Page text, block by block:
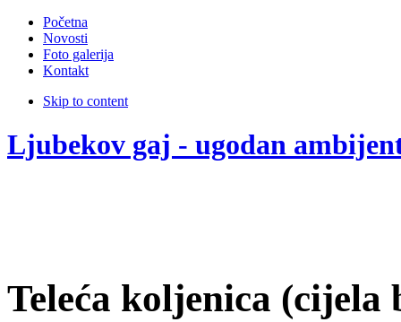
Početna
Novosti
Foto galerija
Kontakt
Skip to content
Ljubekov gaj - ugodan
Teleća koljenica (cijela